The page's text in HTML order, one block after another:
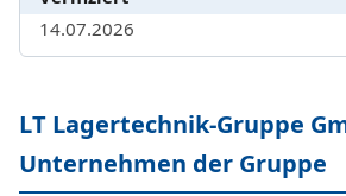
14.07.2026
LT Lagertechnik-Gruppe
Unternehmen der Gruppe